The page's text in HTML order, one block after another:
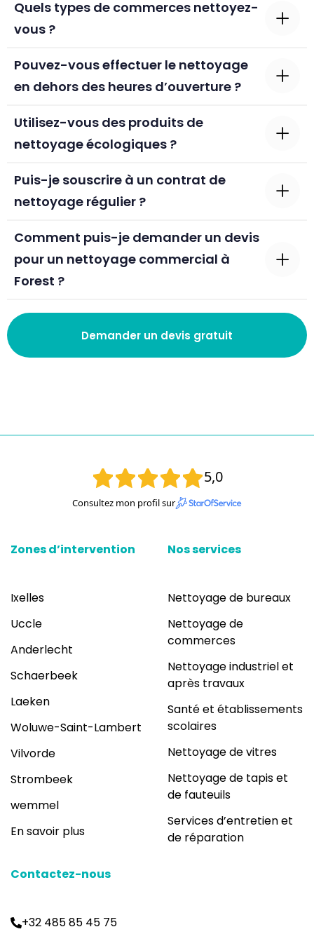
Quels types de commerces nettoyez-
vous ?
Pouvez-vous effectuer le nettoyage
en dehors des heures d’ouverture ?
Utilisez-vous des produits de
nettoyage écologiques ?
Puis-je souscrire à un contrat de
nettoyage régulier ?
Comment puis-je demander un devis
pour un nettoyage commercial à
Forest ?
Demander un devis gratuit
5,0
Consultez mon profil sur
Zones d’intervention
Ixelles
Uccle
Anderlecht
Schaerbeek
Laeken
Woluwe-Saint-Lambert
Vilvorde
Strombeek
wemmel
En savoir plus
Nos services
Nettoyage de bureaux
Nettoyage de
commerces
Nettoyage industriel et
après travaux
Santé et établissements
scolaires
Nettoyage de vitres
Nettoyage de tapis et
de fauteuils
Services d’entretien et
de réparation
Contactez-nous
+32 485 85 45 75